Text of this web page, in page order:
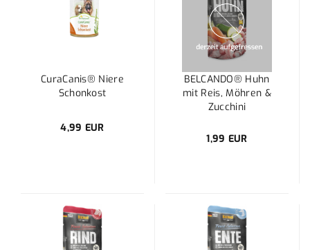
CuraCanis® Niere
Schonkost
4,99 EUR
BELCANDO® Huhn
mit Reis, Möhren &
Zucchini
1,99 EUR